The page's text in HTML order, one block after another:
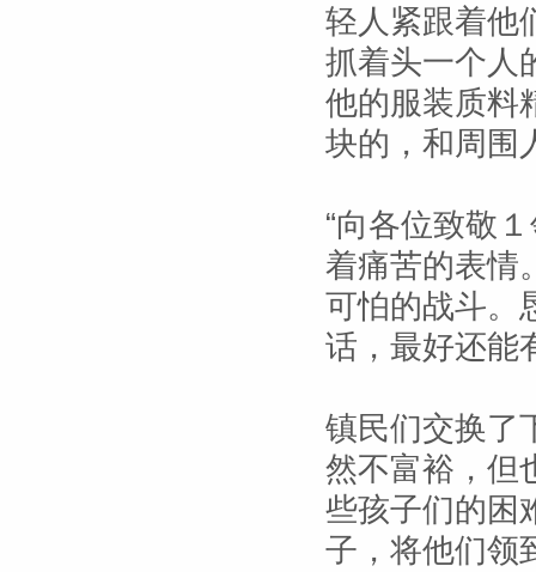
轻人紧跟着他
抓着头一个人
他的服装质料
块的，和周围
“向各位致敬
着痛苦的表情
可怕的战斗。
话，最好还能
镇民们交换了
然不富裕，但
些孩子们的困
子，将他们领